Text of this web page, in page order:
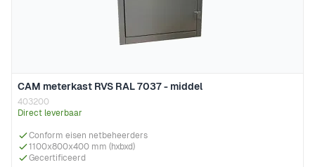
CAM meterkast RVS RAL 7037 - middel
403200
Direct leverbaar
Conform eisen netbeheerders
1100x800x400 mm (hxbxd)
Gecertificeerd